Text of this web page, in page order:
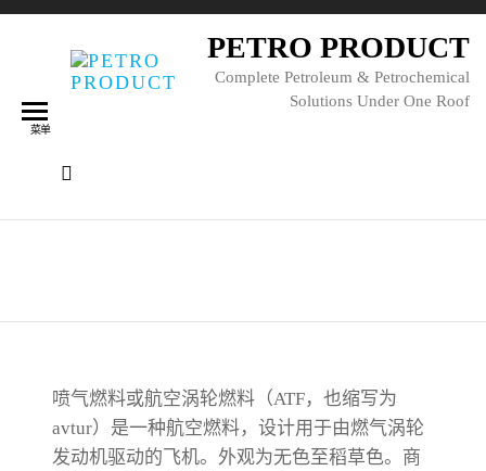
PETRO PRODUCT
Complete Petroleum & Petrochemical
Solutions Under One Roof
菜单
喷气燃料或航空涡轮燃料（ATF，也缩写为
avtur）是一种航空燃料，设计用于由燃气涡轮
发动机驱动的飞机。外观为无色至稻草色。商